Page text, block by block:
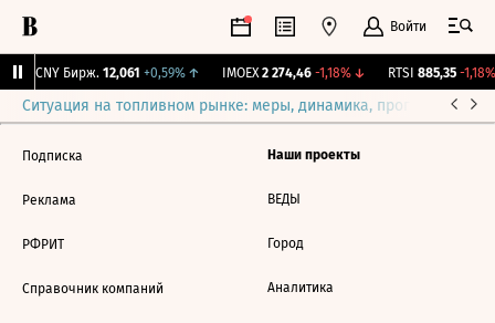
Войти
CNY Бирж. 12,061 +0,59%↑ IMOEX 2 274,46 -1,18%↓ RTSI 885,35 -1,18%
Ситуация на топливном рынке: меры, динамика, прогнозы
Подписка
Реклама
РФРИТ
Справочник компаний
Наши проекты
ВЕДЫ
Город
Аналитика